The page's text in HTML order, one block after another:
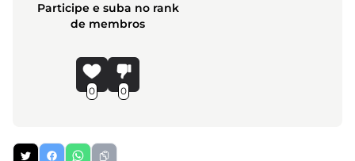
Participe e suba no rank
de membros
0 0